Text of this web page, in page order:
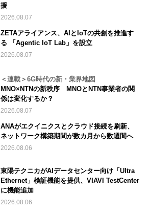
援
2026.08.07
ZETAアライアンス、AIとIoTの共創を推進す
る 「Agentic IoT Lab」を設立
2026.08.07
＜連載＞6G時代の新・業界地図
MNO×NTNの新秩序 MNOとNTN事業者の関
係は変化するか？
2026.08.07
ANAがエクイニクスとクラウド接続を刷新、
ネットワーク構築期間が数カ月から数週間へ
2026.08.06
東陽テクニカがAIデータセンター向け「Ultra
Ethernet」検証機能を提供、VIAVI TestCenter
に機能追加
2026.08.06